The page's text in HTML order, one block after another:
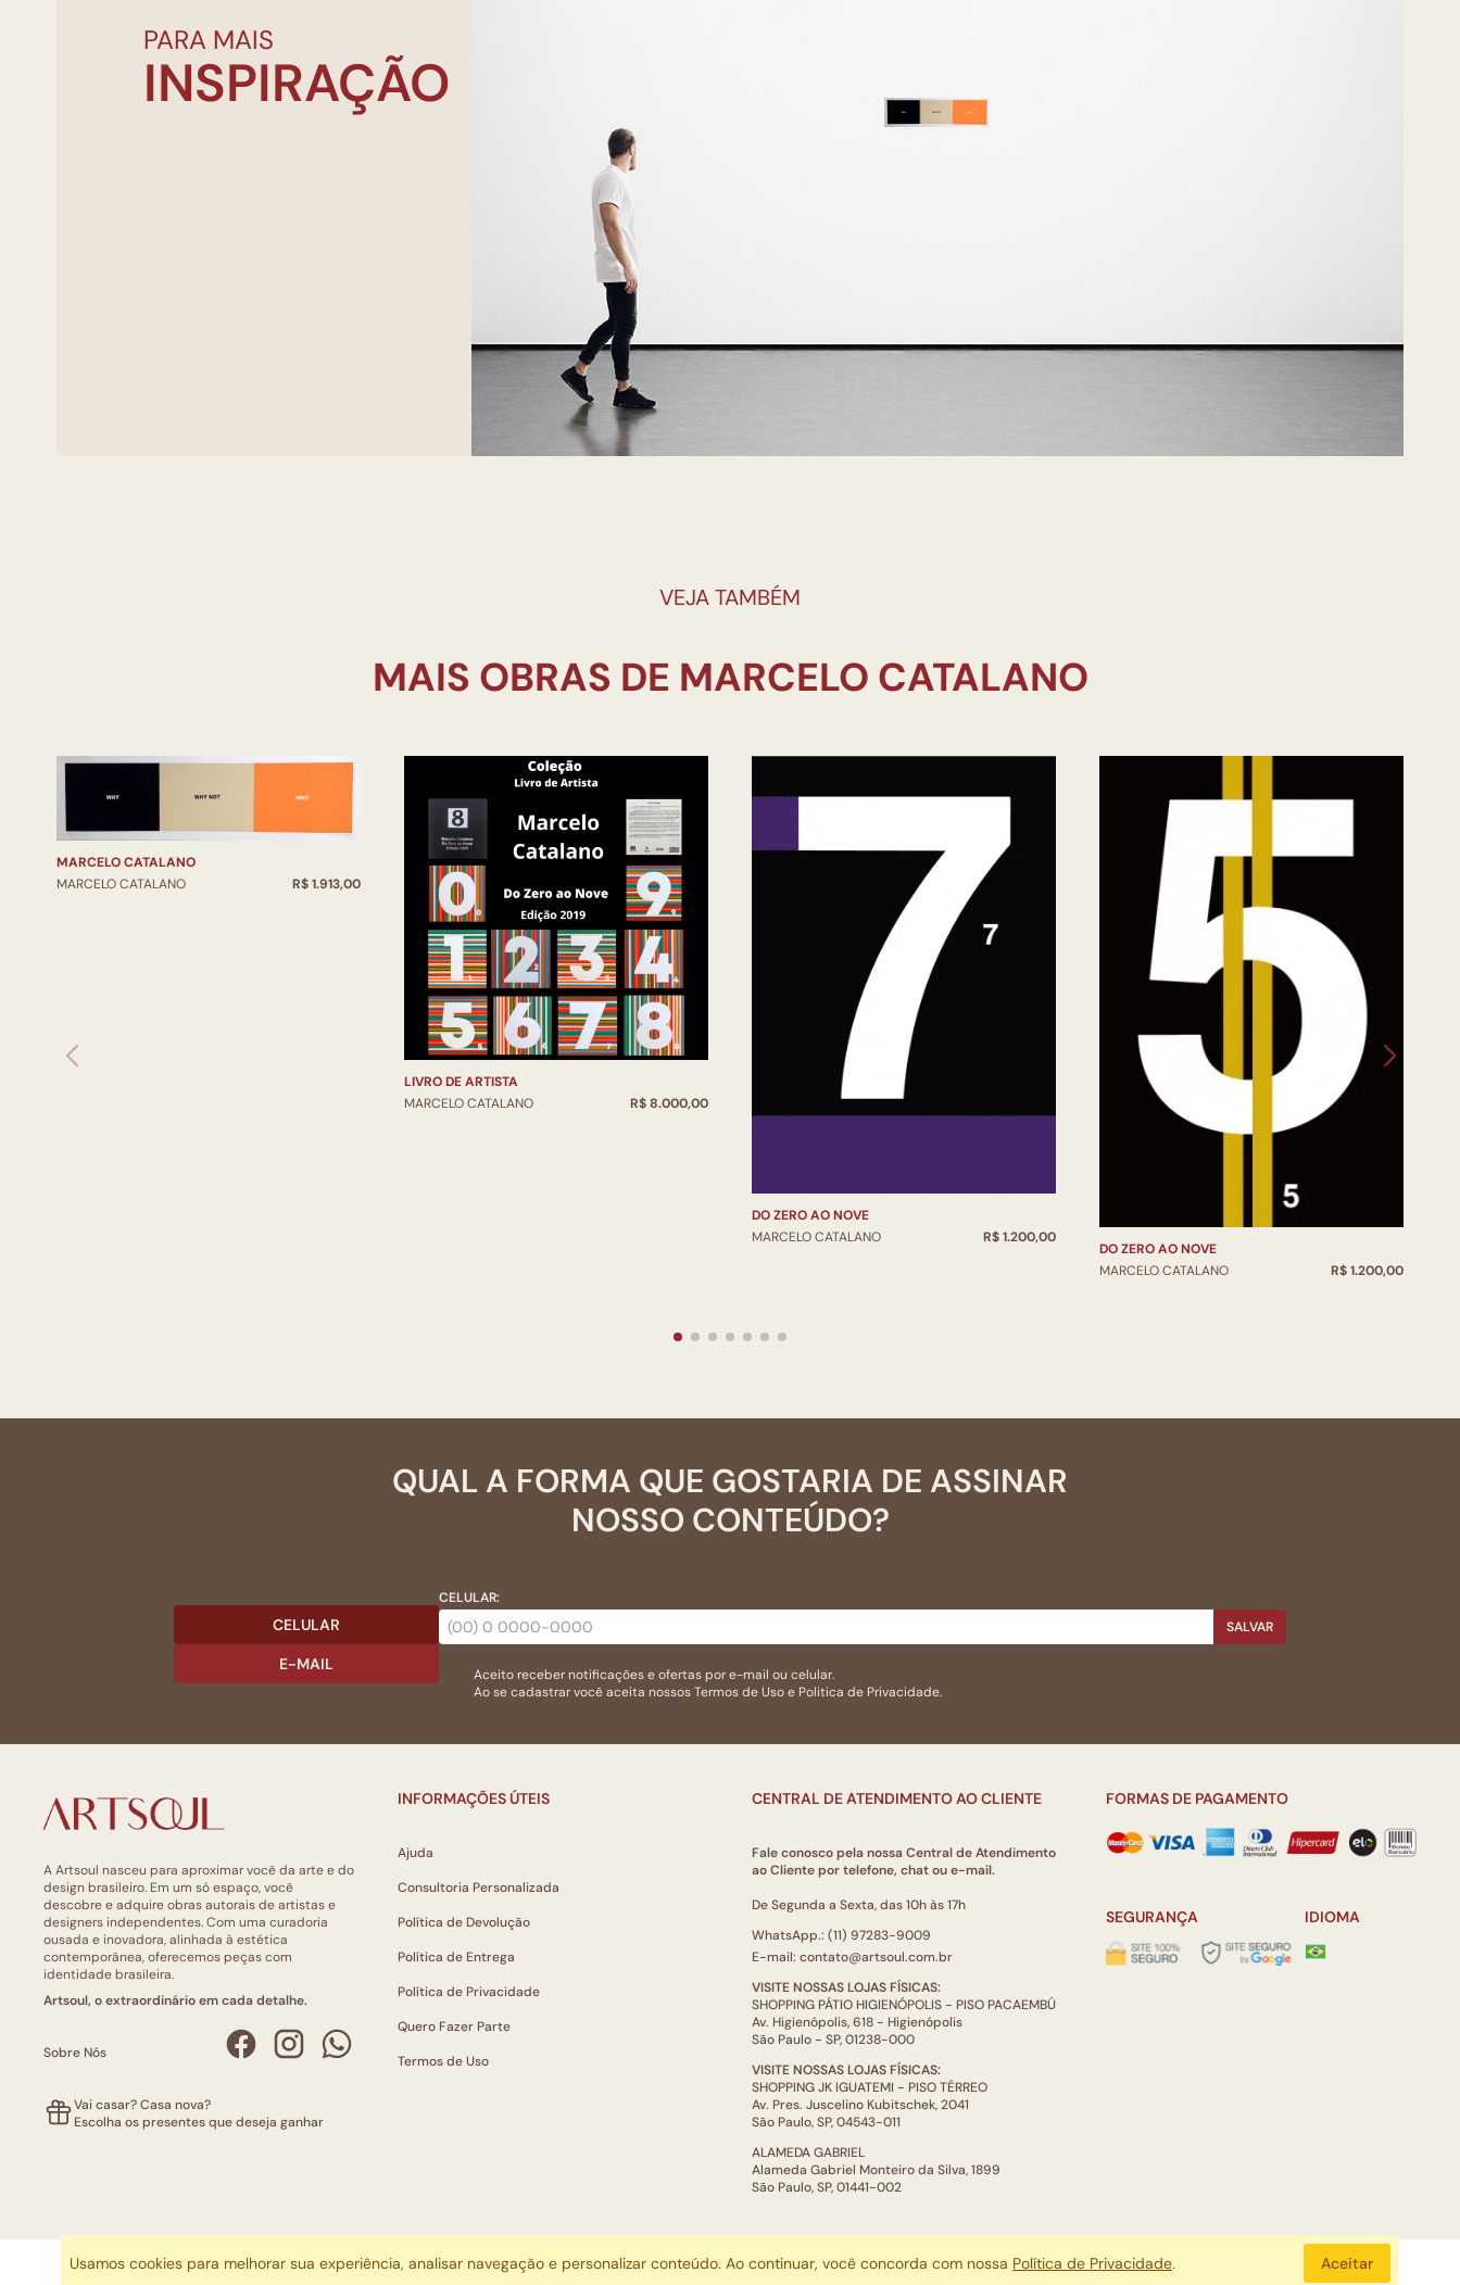
PARA MAIS
INSPIRAÇÃO
VEJA TAMBÉM
MARCELO CATALANO
MARCELO CATALANO
R$ 1.913,00
LIVRO DE ARTISTA
MARCELO CATALANO
R$ 8.000,00
DO ZERO AO NOVE
MARCELO CATALANO
R$ 1.200,00
DO ZERO AO NOVE
MARCELO CATALANO
R$ 1.200,00
QUAL A FORMA QUE GOSTARIA DE ASSINAR
NOSSO CONTEÚDO?
CELULAR
E-MAIL
CELULAR:
SALVAR
Aceito receber notificações e ofertas por e-mail ou celular.
Ao se cadastrar você aceita nossosTermos de Usoe Politica de Privacidade.
A Artsoul nasceu para aproximar você da arte e do
design brasileiro. Em um só espaço, você
descobre e adquire obras autorais de artistas e
designers independentes. Com uma curadoria
ousada e inovadora, alinhada à estética
contemporânea, oferecemos peças com
identidade brasileira.
Artsoul, o extraordinário em cada detalhe.
Sobre Nós
Vai casar? Casa nova?
Escolha os presentes que deseja ganhar
INFORMAÇÕES ÚTEIS
Ajuda
Consultoria Personalizada
Política de Devolução
Política de Entrega
Política de Privacidade
Quero Fazer Parte
Termos de Uso
CENTRAL DE ATENDIMENTO AO CLIENTE
Fale conosco pela nossa Central de Atendimento
ao Cliente por telefone, chat ou e-mail.
De Segunda a Sexta, das 10h às 17h
WhatsApp.: (11) 97283-9009
E-mail: contato@artsoul.com.br
VISITE NOSSAS LOJAS FÍSICAS:
SHOPPING PÁTIO HIGIENÓPOLIS - PISO PACAEMBÚ
Av. Higienópolis, 618 - Higienópolis
São Paulo - SP, 01238-000
VISITE NOSSAS LOJAS FÍSICAS:
SHOPPING JK IGUATEMI - PISO TÉRREO
Av. Pres. Juscelino Kubitschek, 2041
São Paulo, SP, 04543-011
ALAMEDA GABRIEL
Alameda Gabriel Monteiro da Silva, 1899
São Paulo, SP, 01441-002
FORMAS DE PAGAMENTO
SEGURANÇA IDIOMA
ARTSOUL COMUNICAÇÃO DIGITAL LTDA | CNPJ: 29.752.781/0001-52
Usamos cookies para melhorar sua experiência, analisar navegação e personalizar conteúdo. Ao continuar, você concorda com nossa Política de Privacidade. Aceitar